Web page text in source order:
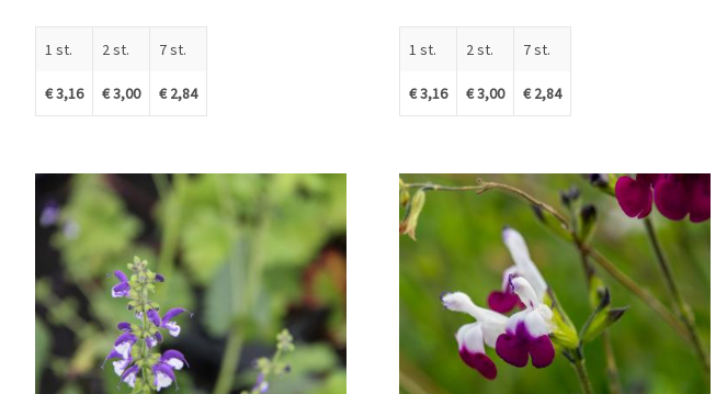
1 st.
€ 3,16
2 st.
€ 3,00
7 st.
€ 2,84
1 st.
€ 3,16
2 st.
€ 3,00
7 st.
€ 2,84